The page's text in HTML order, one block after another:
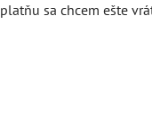
platňu sa chcem ešte